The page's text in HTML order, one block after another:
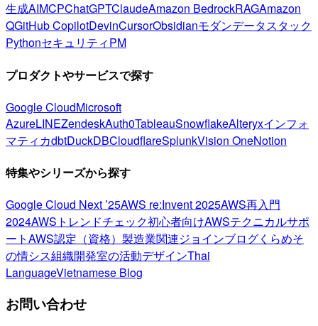
生成AIMCPChatGPTClaudeAmazon BedrockRAGAmazon
QGitHub CopilotDevinCursorObsidianモダンデータスタック
PythonセキュリティPM
プロダクトやサービスで探す
Google CloudMicrosoft
AzureLINEZendeskAuth0TableauSnowflakeAlteryxインフォ
マティカdbtDuckDBCloudflareSplunkVision OneNotion
特集やシリーズから探す
Google Cloud Next ’25AWS re:Invent 2025AWS再入門
2024AWSトレンドチェック初心者向けAWSテクニカルサポ
ートAWS認定（資格） 製造業関連ジョインブログくらめそ
の情シス組織開発室の活動デザインThai
LanguageVietnamese Blog
お問い合わせ